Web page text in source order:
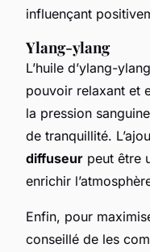
influençant
Ylang-ylang
L’huile d’ylang-
pouvoir relaxant et
la pression
de tranquillité.
diffuseur peut être
enrichir
Enfin, pour
conseillé de les